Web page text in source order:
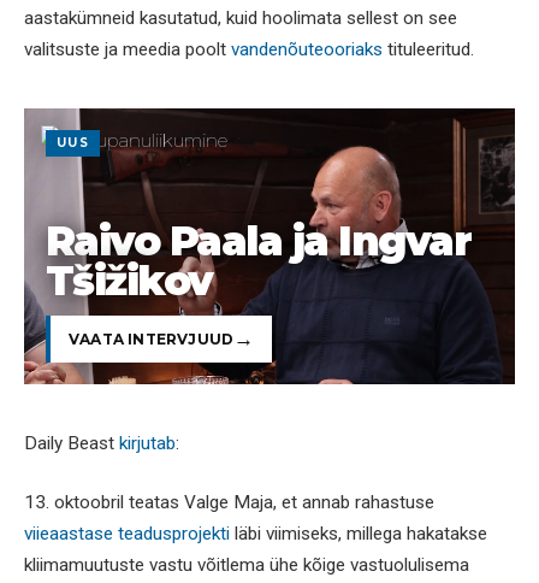
aastakümneid kasutatud, kuid hoolimata sellest on see
valitsuste ja meedia poolt vandenõuteooriaks tituleeritud.
UUS
Raivo Paala ja Ingvar
Tšižikov
VAATA INTERVJUUD
Daily Beast kirjutab:
13. oktoobril teatas Valge Maja, et annab rahastuse
viieaastase teadusprojekti läbi viimiseks, millega hakatakse
kliimamuutuste vastu võitlema ühe kõige vastuolulisema